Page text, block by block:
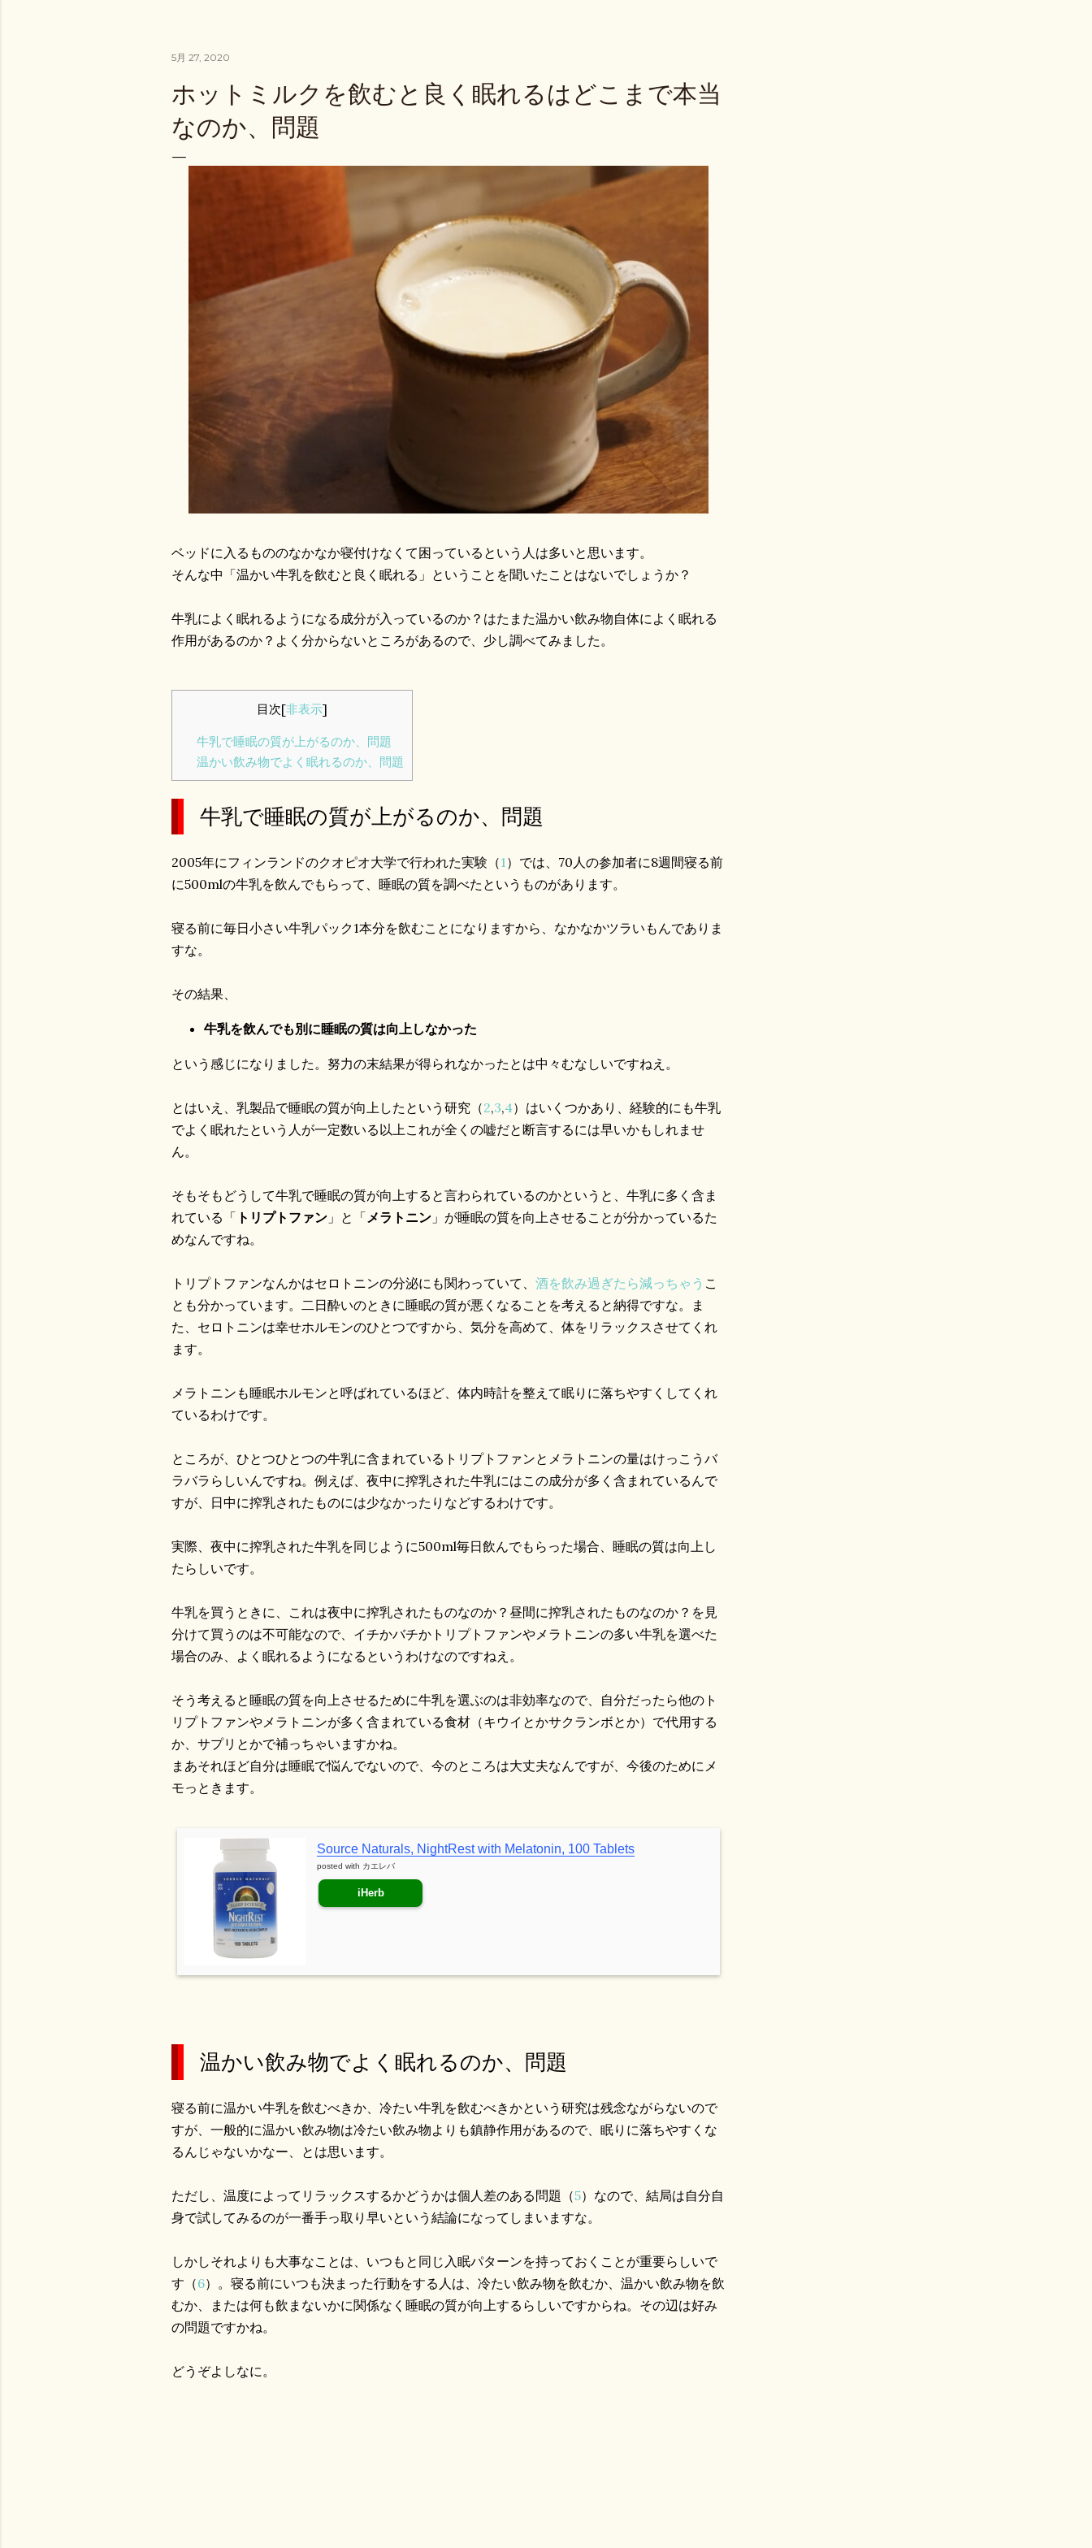
5月 27, 2020
ホットミルクを飲むと良く眠れるはどこまで本当
なのか、問題
ベッドに入るもののなかなか寝付けなくて困っているという人は多いと思います。
そんな中「温かい牛乳を飲むと良く眠れる」ということを聞いたことはないでしょうか？
牛乳によく眠れるようになる成分が入っているのか？はたまた温かい飲み物自体によく眠れる
作用があるのか？よく分からないところがあるので、少し調べてみました。
目次[非表示]
牛乳で睡眠の質が上がるのか、問題
温かい飲み物でよく眠れるのか、問題
牛乳で睡眠の質が上がるのか、問題
2005年にフィンランドのクオピオ大学で行われた実験（1）では、70人の参加者に8週間寝る前
に500mlの牛乳を飲んでもらって、睡眠の質を調べたというものがあります。
寝る前に毎日小さい牛乳パック1本分を飲むことになりますから、なかなかツラいもんでありま
すな。
その結果、
牛乳を飲んでも別に睡眠の質は向上しなかった
という感じになりました。努力の末結果が得られなかったとは中々むなしいですねえ。
とはいえ、乳製品で睡眠の質が向上したという研究（2,3,4）はいくつかあり、経験的にも牛乳
でよく眠れたという人が一定数いる以上これが全くの嘘だと断言するには早いかもしれませ
ん。
そもそもどうして牛乳で睡眠の質が向上すると言わられているのかというと、牛乳に多く含ま
れている「 トリプトファン 」と「メラトニン 」が睡眠の質を向上させることが分かっているた
めなんですね。
トリプトファンなんかはセロトニンの分泌にも関わっていて、 酒を飲み過ぎたら減っちゃう こ
とも分かっています。二日酔いのときに睡眠の質が悪くなることを考えると納得ですな。ま
た、セロトニンは幸せホルモンのひとつですから、気分を高めて、体をリラックスさせてくれ
ます。
メラトニンも睡眠ホルモンと呼ばれているほど、体内時計を整えて眠りに落ちやすくしてくれ
ているわけです。
ところが、ひとつひとつの牛乳に含まれているトリプトファンとメラトニンの量はけっこうバ
ラバラらしいんですね。例えば、夜中に搾乳された牛乳にはこの成分が多く含まれているんで
すが、日中に搾乳されたものには少なかったりなどするわけです。
実際、夜中に搾乳された牛乳を同じように500ml毎日飲んでもらった場合、睡眠の質は向上し
たらしいです。
牛乳を買うときに、これは夜中に搾乳されたものなのか？昼間に搾乳されたものなのか？を見
分けて買うのは不可能なので、イチかバチかトリプトファンやメラトニンの多い牛乳を選べた
場合のみ、よく眠れるようになるというわけなのですねえ。
そう考えると睡眠の質を向上させるために牛乳を選ぶのは非効率なので、自分だったら他のト
リプトファンやメラトニンが多く含まれている食材（キウイとかサクランボとか）で代用する
か、サプリとかで補っちゃいますかね。
まあそれほど自分は睡眠で悩んでないので、今のところは大丈夫なんですが、今後のためにメ
モっときます。
Source Naturals, NightRest with Melatonin, 100 Tablets
posted with カエレバ
iHerb
温かい飲み物でよく眠れるのか、問題
寝る前に温かい牛乳を飲むべきか、冷たい牛乳を飲むべきかという研究は残念ながらないので
すが、一般的に温かい飲み物は冷たい飲み物よりも鎮静作用があるので、眠りに落ちやすくな
るんじゃないかなー、とは思います。
ただし、温度によってリラックスするかどうかは個人差のある問題（5）なので、結局は自分自
身で試してみるのが一番手っ取り早いという結論になってしまいますな。
しかしそれよりも大事なことは、いつもと同じ入眠パターンを持っておくことが重要らしいで
す（6）。寝る前にいつも決まった行動をする人は、冷たい飲み物を飲むか、温かい飲み物を飲
むか、または何も飲まないかに関係なく睡眠の質が向上するらしいですからね。その辺は好み
の問題ですかね。
どうぞよしなに。